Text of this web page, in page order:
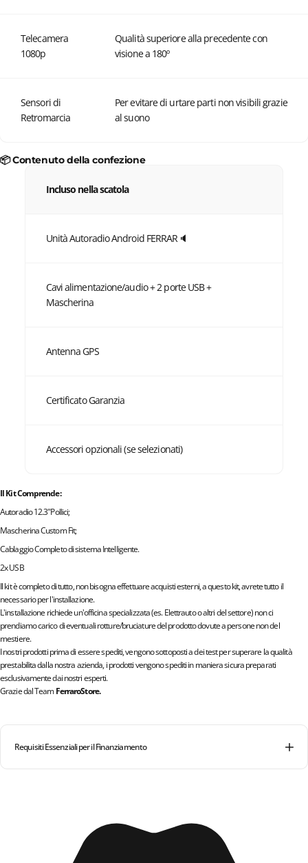
Telecamera
1080p
Qualità superiore alla precedente con
visione a 180º
Sensori di
Retromarcia
Per evitare di urtare parti non visibili grazie
al suono
📦 Contenuto della confezione
Incluso nella scatola
Unità Autoradio Android FERRAR🔈
Cavi alimentazione/audio + 2 porte USB +
Mascherina
Antenna GPS
Certificato Garanzia
Accessori opzionali (se selezionati)
Il Kit Comprende:
Autoradio 12.3"Pollici;
Mascherina Custom Fit;
Cablaggio Completo di sistema Intelligente.
2x USB
Il kit è completo di tutto, non bisogna effettuare acquisti esterni, a questo kit, avrete tutto il
necessario per l'installazione.
L'installazione richiede un'officina specializzata (es. Elettrauto o altri del settore) non ci
prendiamo carico di eventuali rotture/bruciature del prodotto dovute a persone non del
mestiere.
I nostri prodotti prima di essere spediti, vengono sottoposti a dei test per superare la qualità
prestabilita dalla nostra azienda, i prodotti vengono spediti in maniera sicura preparati
esclusivamente dai nostri esperti.
Grazie dal Team FerraroStore.
Requisiti Essenziali per il Finanziamento